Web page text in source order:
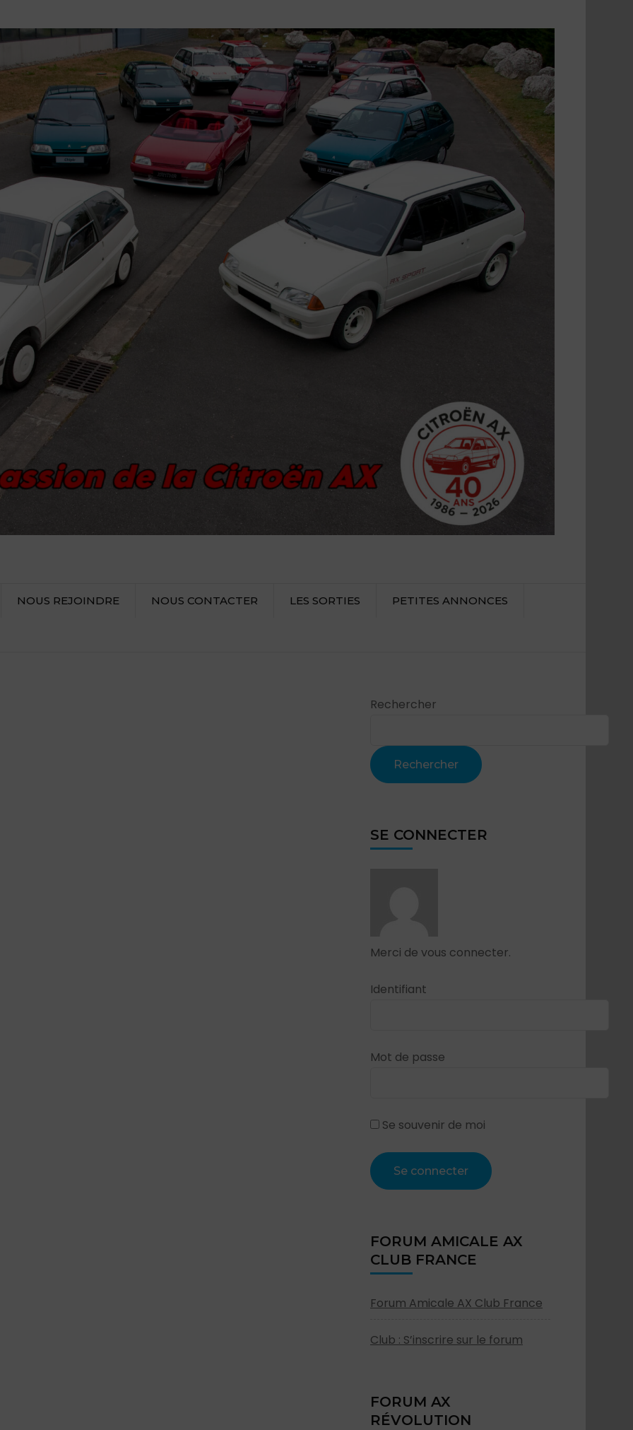
NOUS REJOINDRE NOUS CONTACTER LES SORTIES PETITES ANNONCES
Rechercher
Rechercher
SE CONNECTER
Merci de vous connecter.
Identifiant
Mot de passe
Se souvenir de moi
FORUM AMICALE AX
CLUB FRANCE
Forum Amicale AX Club France
Club : S’inscrire sur le forum
FORUM AX
RÉVOLUTION